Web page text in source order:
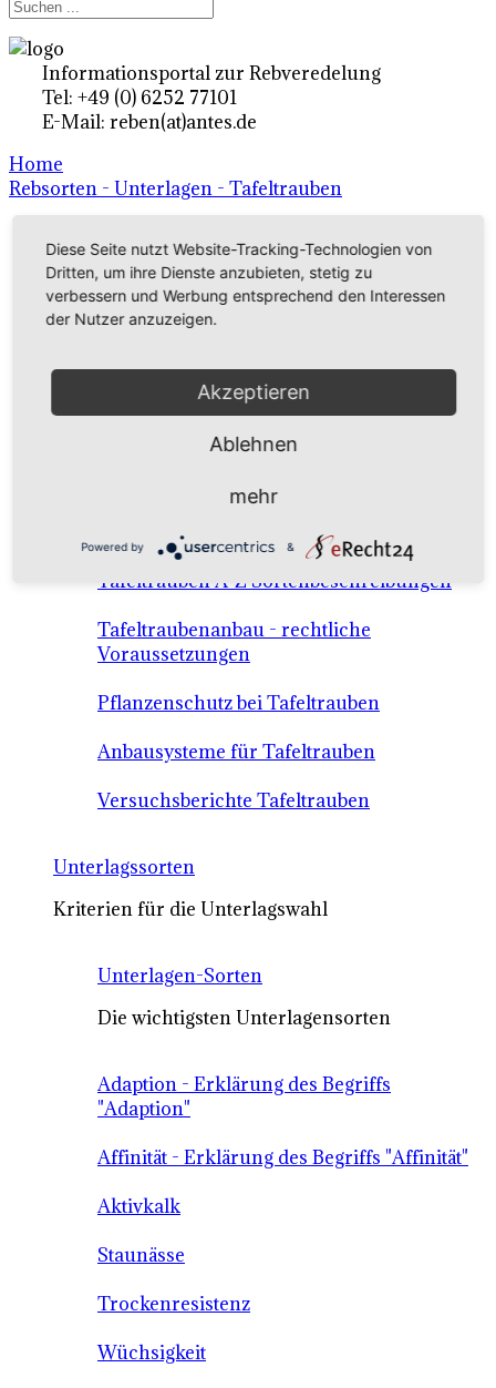
Informationsportal zur Rebveredelung
Tel: +49 (0) 6252 77101
E-Mail: reben(at)antes.de
Home
Rebsorten - Unterlagen - Tafeltrauben
Ertragsrebsorten A-Z
in Deutschland
Rebsorten international
Tafeltrauben A-Z Sortenbeschreibungen
Tafeltraubenanbau - rechtliche
Voraussetzungen
Pflanzenschutz bei Tafeltrauben
Anbausysteme für Tafeltrauben
Versuchsberichte Tafeltrauben
Unterlagssorten
Kriterien für die Unterlagswahl
Unterlagen-Sorten
Die wichtigsten Unterlagensorten
Adaption - Erklärung des Begriffs
"Adaption"
Affinität - Erklärung des Begriffs "Affinität"
Aktivkalk
Staunässe
Trockenresistenz
Wüchsigkeit
Diese Seite nutzt Website-Tracking-Technologien von
Dritten, um ihre Dienste anzubieten, stetig zu
verbessern und Werbung entsprechend den Interessen
der Nutzer anzuzeigen.
Akzeptieren
Ablehnen
mehr
Powered by &